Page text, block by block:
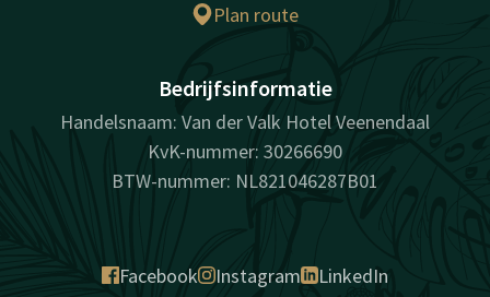
Plan route
Bedrijfsinformatie
Handelsnaam: Van der Valk Hotel Veenendaal
KvK-nummer: 30266690
BTW-nummer: NL821046287B01
Facebook Instagram LinkedIn